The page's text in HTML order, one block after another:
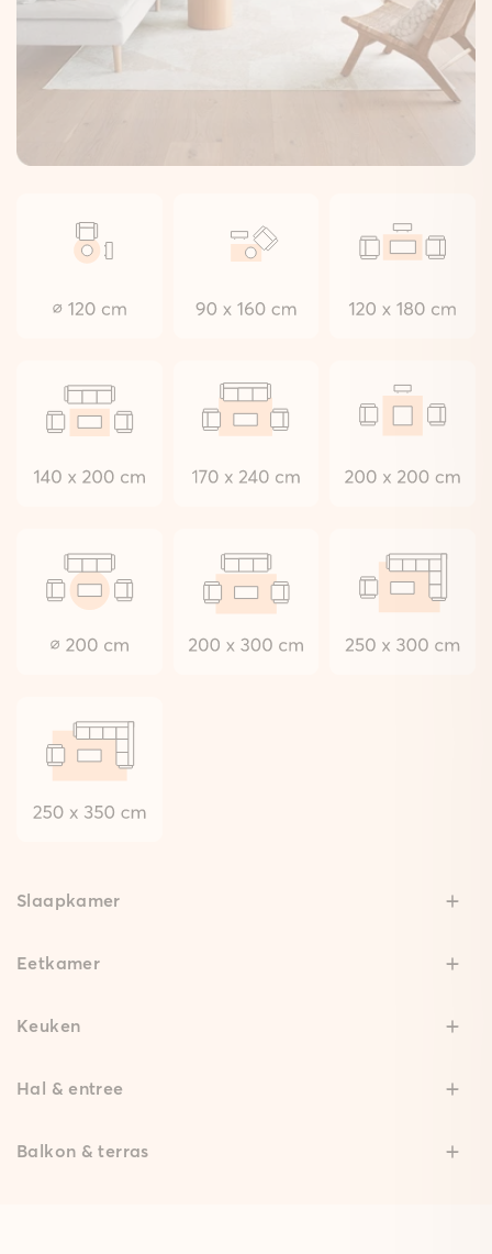
Slaapkamer
Eetkamer
Keuken
Hal & entree
Balkon & terras